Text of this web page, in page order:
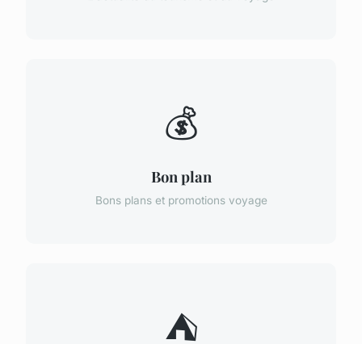
💰
Bon plan
Bons plans et promotions voyage
⛺